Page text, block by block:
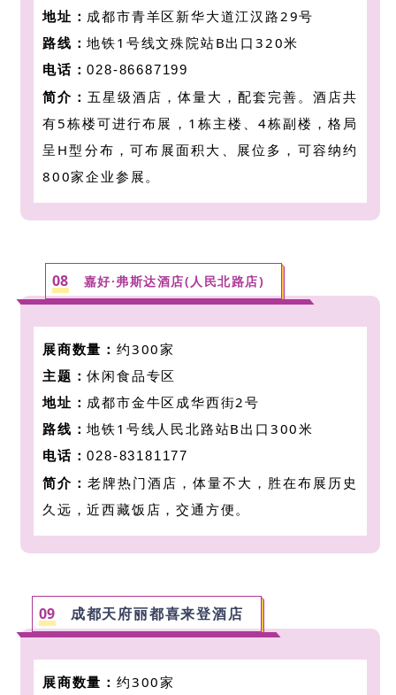
地址： 成都市青羊区新华大道江汉路29号
路线：地铁1号线文殊院站B出口320米
电话：028-86687199
简介：五星级酒店，体量大，配套完善。酒店共
有5栋楼可进行布展，1栋主楼、4栋副楼，格局
呈H型分布，可布展面积大、展位多，可容纳约
800家企业参展。
08 嘉好·弗斯达酒店(人民北路店)
展商数量： 约300家
主题：休闲食品专区
地址： 成都市金牛区成华西街2号
路线：地铁1号线人民北路站B出口300米
电话：028-83181177
简介：老牌热门酒店，体量不大，胜在布展历史
久远，近西藏饭店，交通方便。
09 成都天府丽都喜来登酒店
展商数量： 约300家